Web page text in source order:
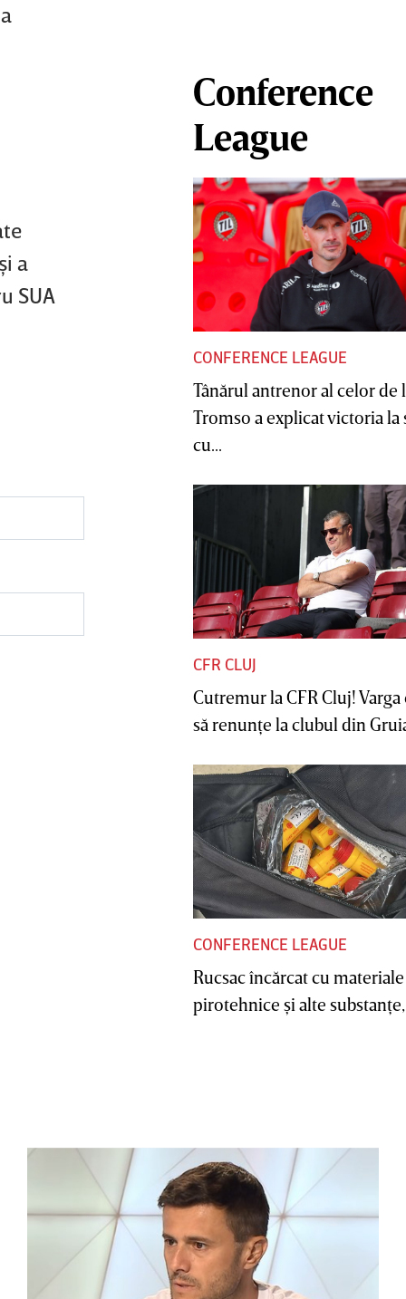
a
a
SUA
Conference
League
CONFERENCE LEAGUE
Tânărul antrenor al celor de
Tromso a explicat victoria la
cu...
CFR CLUJ
Cutremur la CFR Cluj! Varga
să renunţe la clubul din
CONFERENCE LEAGUE
Rucsac încărcat cu materiale
pirotehnice şi alte substanţe,